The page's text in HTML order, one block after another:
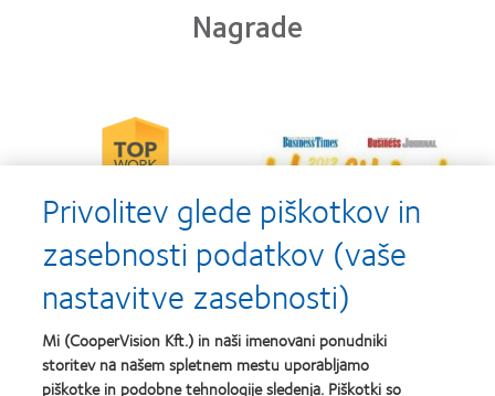
Nagrade
Learn
more
about
2010
Top
Workplaces
in
Bay
Learn
more
2012
&
2011
Healthiest
in
the
Bay
Area
Learn
more
about
Contact
Lens
Product
of
Learn
more
about
Silmo
d’Or
best
product
Learn
Privolitev glede piškotkov in
zasebnosti podatkov (vaše
nastavitve zasebnosti)
Mi (CooperVision Kft.) in naši imenovani ponudniki
storitev na našem spletnem mestu uporabljamo
piškotke in podobne tehnologije sledenja. Piškotki so